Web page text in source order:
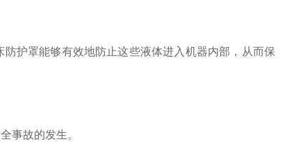
护罩能够有效地防止这些液体进入机器内部，从而保
事故的发生。